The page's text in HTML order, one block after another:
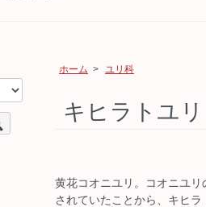
ホーム > ユリ科
キヒラトユリ
黄花コオニユリ。コオニユ
されていたことから、キヒラ